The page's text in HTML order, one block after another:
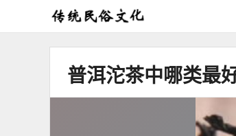
弘
扬
普洱沱茶中哪类最